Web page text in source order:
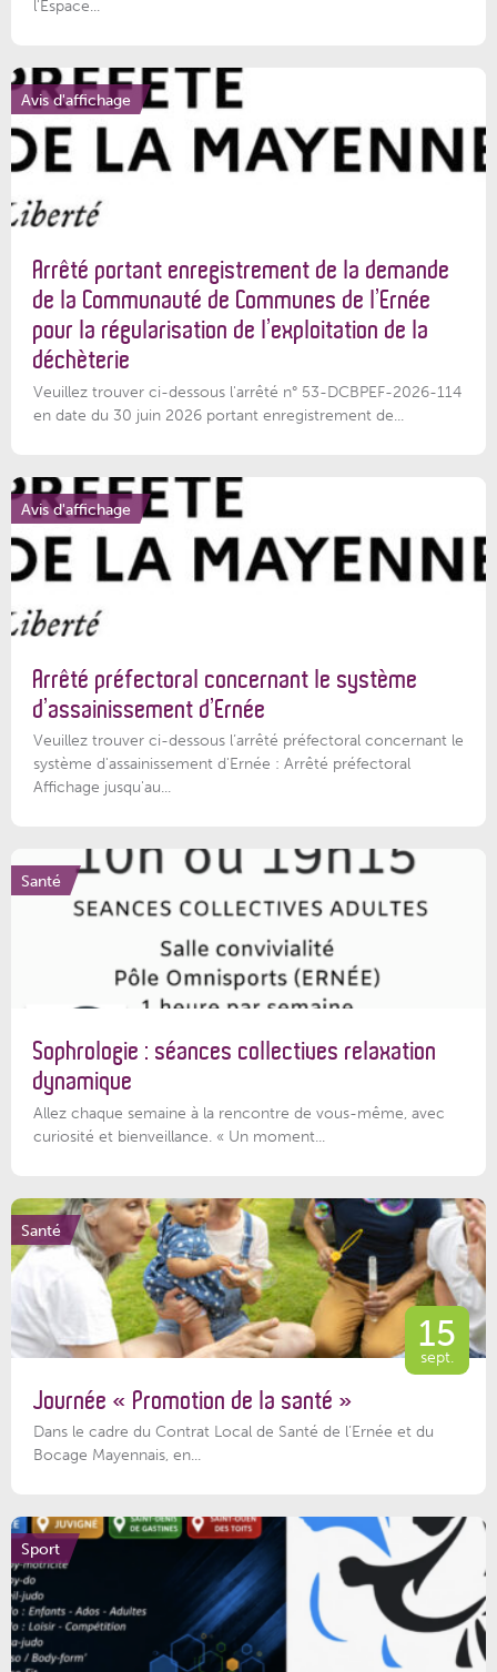
l'Espace...
Avis d'affichage
Arrêté portant enregistrement de la demande
de la Communauté de Communes de l’Ernée
pour la régularisation de l’exploitation de la
déchèterie
Veuillez trouver ci-dessous l'arrêté n° 53-DCBPEF-2026-114
en date du 30 juin 2026 portant enregistrement de...
Avis d'affichage
Arrêté préfectoral concernant le système
d’assainissement d’Ernée
Veuillez trouver ci-dessous l’arrêté préfectoral concernant le
système d'assainissement d'Ernée : Arrêté préfectoral
Affichage jusqu'au...
Santé
Sophrologie : séances collectives relaxation
dynamique
Allez chaque semaine à la rencontre de vous-même, avec
curiosité et bienveillance. « Un moment...
Santé
15
sept.
Journée « Promotion de la santé »
Dans le cadre du Contrat Local de Santé de l’Ernée et du
Bocage Mayennais, en...
Sport